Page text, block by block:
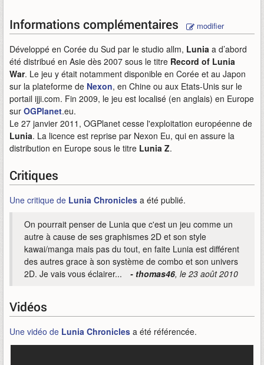
Informations complémentaires modifier
Développé en Corée du Sud par le studio allm, Lunia a d’abord
été distribué en Asie dès 2007 sous le titre Record of Lunia
War. Le jeu y était notamment disponible en Corée et au Japon
sur la plateforme de Nexon, en Chine ou aux Etats-Unis sur le
portail ijji.com. Fin 2009, le jeu est localisé (en anglais) en Europe
sur OGPlanet.eu.
Le 27 janvier 2011, OGPlanet cesse l'exploitation européenne de
Lunia. La licence est reprise par Nexon Eu, qui en assure la
distribution en Europe sous le titre Lunia Z.
Critiques
Une critique de Lunia Chronicles a été publié.
On pourrait penser de Lunia que c'est un jeu comme un
autre à cause de ses graphismes 2D et son style
kawai/manga mais pas du tout, en faite Lunia est différent
des autres grace à son système de combo et son univers
2D. Je vais vous éclairer...
- thomas46, le 23 août 2010
Vidéos
Une vidéo de Lunia Chronicles a été référencée.